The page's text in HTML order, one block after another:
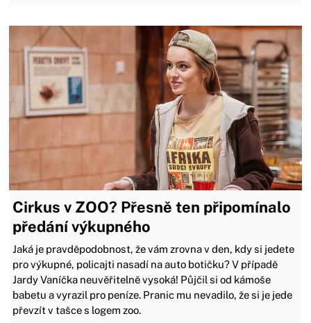
Cirkus v ZOO? Přesně ten připomínalo
předání výkupného
Jaká je pravděpodobnost, že vám zrovna v den, kdy si jedete
pro výkupné, policajti nasadí na auto botičku? V případě
Jardy Vaníčka neuvěřitelně vysoká! Půjčil si od kámoše
babetu a vyrazil pro peníze. Pranic mu nevadilo, že si je jede
převzít v tašce s logem zoo.